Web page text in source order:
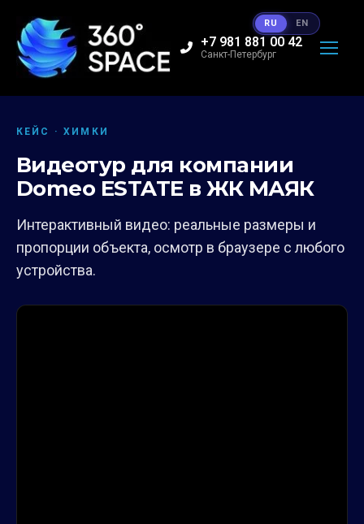
+7 981 881 00 42
Санкт-Петербург
КЕЙС · ХИМКИ
Видеотур для компании
Domeo ESTATE в ЖК МАЯК
Интерактивный видео: реальные размеры и
пропорции объекта, осмотр в браузере с любого
устройства.
RU EN